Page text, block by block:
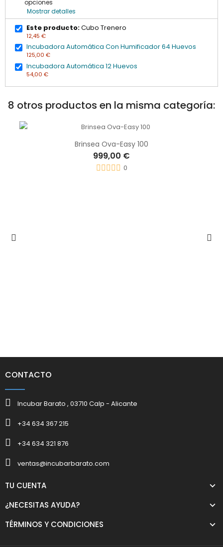
opciones
Mostrar detalles
Este producto:Cubo Trenero
12,45 €
Incubadora Automática Con Humificador 64 Huevos
125,00 €
Incubadora Automática 12 Huevos
54,00 €
8 otros productos en la misma categoría:
Brinsea Ova-Easy 100
999,00 €
0
CONTACTO
Incubar Barato , 03710 Calp - Alicante
+34 634 367 215
+34 634 321 876
ventas@incubarbarato.com
TU CUENTA
¿NECESITAS AYUDA?
TÉRMINOS Y CONDICIONES